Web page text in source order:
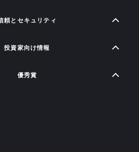
頼とセキュリティ
投資家向け情報
優秀賞